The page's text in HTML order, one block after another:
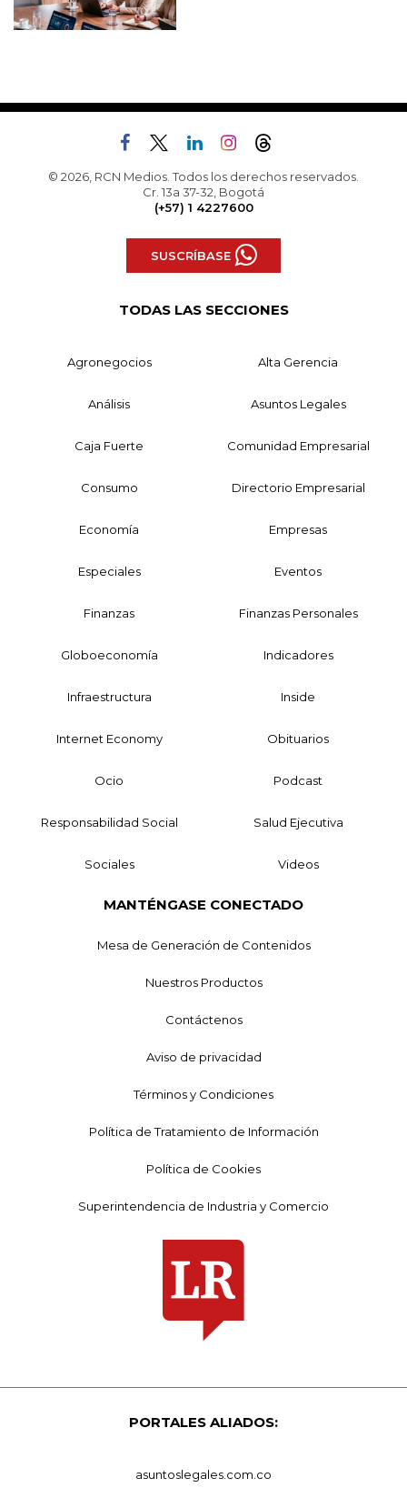
© 2026, RCN Medios. Todos los derechos reservados.
Cr. 13a 37-32, Bogotá
(+57) 1 4227600
SUSCRÍBASE
TODAS LAS SECCIONES
Agronegocios Alta Gerencia
Análisis Asuntos Legales
Caja Fuerte Comunidad Empresarial
Consumo Directorio Empresarial
Economía Empresas
Especiales Eventos
Finanzas Finanzas Personales
Globoeconomía Indicadores
Infraestructura Inside
Internet Economy Obituarios
Ocio Podcast
Responsabilidad Social Salud Ejecutiva
Sociales Videos
MANTÉNGASE CONECTADO
Mesa de Generación de Contenidos
Nuestros Productos
Contáctenos
Aviso de privacidad
Términos y Condiciones
Política de Tratamiento de Información
Política de Cookies
Superintendencia de Industria y Comercio
PORTALES ALIADOS:
asuntoslegales.com.co